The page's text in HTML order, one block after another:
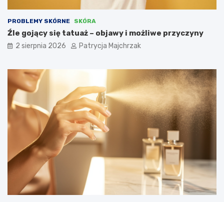
PROBLEMY SKÓRNE SKÓRA
Źle gojący się tatuaż – objawy i możliwe przyczyny
2 sierpnia 2026 Patrycja Majchrzak